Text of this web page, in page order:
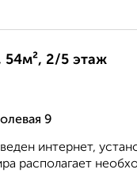
54м², 2/5 этаж
9
интернет,
располагает